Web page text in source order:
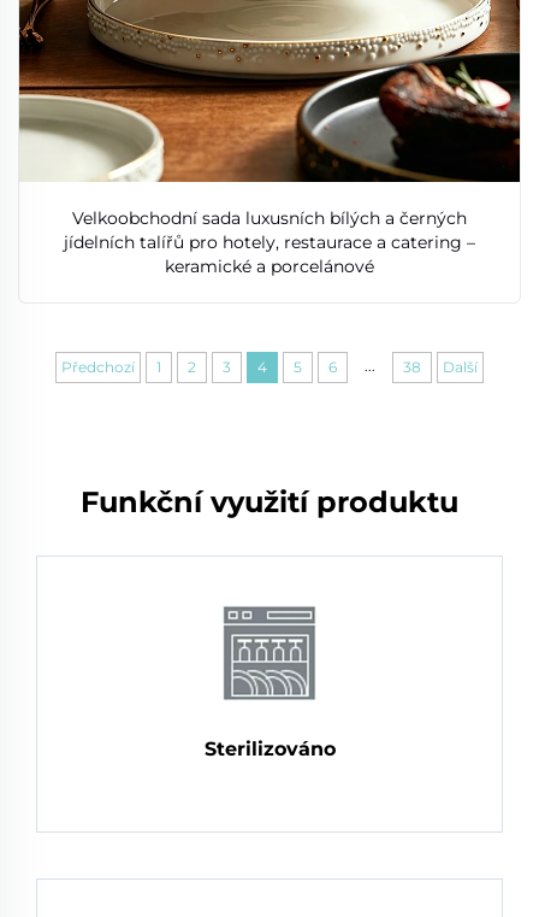
Velkoobchodní sada luxusních bílých a černých
jídelních talířů pro hotely, restaurace a catering –
keramické a porcelánové
Předchozí 1 2 3 4 5 6 ... 38 Další
Funkční využití produktu
Sterilizováno